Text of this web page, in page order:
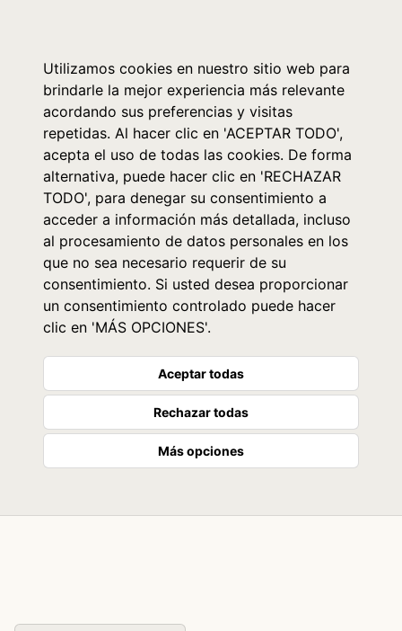
Utilizamos cookies en nuestro sitio web para
brindarle la mejor experiencia más relevante
acordando sus preferencias y visitas
repetidas. Al hacer clic en 'ACEPTAR TODO',
acepta el uso de todas las cookies. De forma
alternativa, puede hacer clic en 'RECHAZAR
TODO', para denegar su consentimiento a
acceder a información más detallada, incluso
al procesamiento de datos personales en los
que no sea necesario requerir de su
consentimiento. Si usted desea proporcionar
un consentimiento controlado puede hacer
clic en 'MÁS OPCIONES'.
Aceptar todas
Rechazar todas
Más opciones